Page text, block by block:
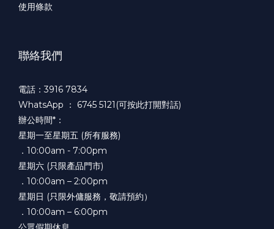
使用條款
聯絡我們
電話：3916 7834
WhatsApp ： 6745 5121(可按此打開對話)
辦公時間*：
星期一至星期五 (所有服務)
．10:00am - 7:00pm
星期六 (只限產品門市)
．10:00am – 2:00pm
星期日 (只限外傭服務，敬請預約）
．10:00am – 6:00pm